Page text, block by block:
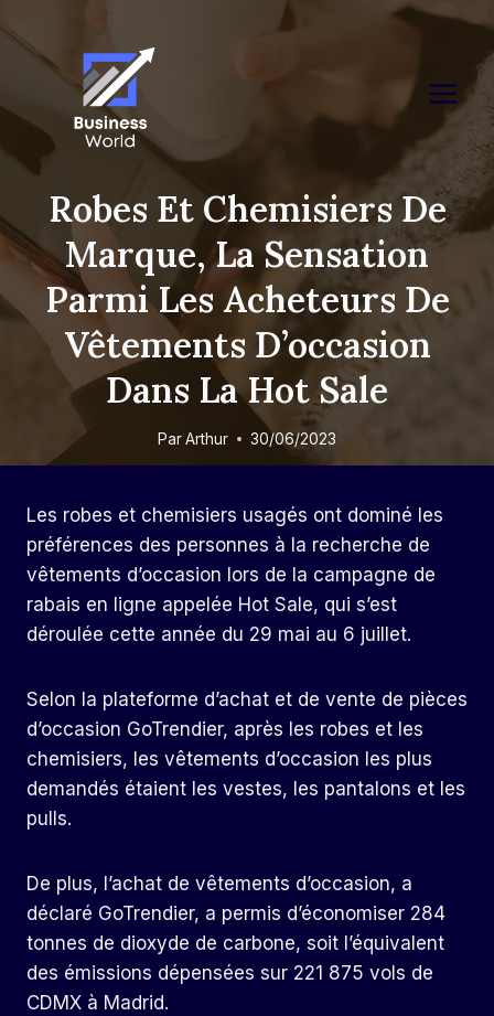
to
content
Robes Et Chemisiers De
Marque, La Sensation
Parmi Les Acheteurs De
Vêtements D’occasion
Dans La Hot Sale
ParArthur 30/06/2023
Les robes et chemisiers usagés ont dominé les
préférences des personnes à la recherche de
vêtements d’occasion lors de la campagne de
rabais en ligne appelée Hot Sale, qui s’est
déroulée cette année du 29 mai au 6 juillet.
Selon la plateforme d’achat et de vente de pièces
d’occasion GoTrendier, après les robes et les
chemisiers, les vêtements d’occasion les plus
demandés étaient les vestes, les pantalons et les
pulls.
De plus, l’achat de vêtements d’occasion, a
déclaré GoTrendier, a permis d’économiser 284
tonnes de dioxyde de carbone, soit l’équivalent
des émissions dépensées sur 221 875 vols de
CDMX à Madrid.